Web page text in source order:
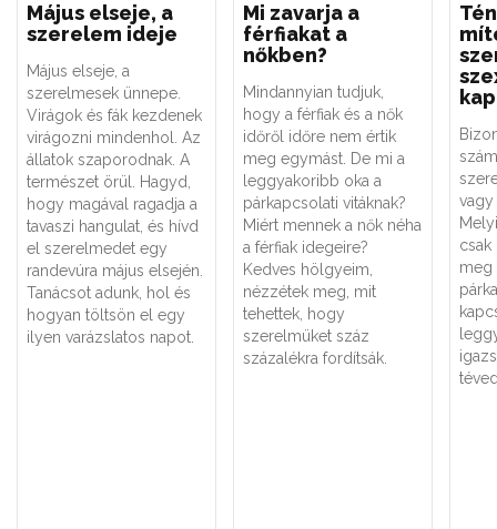
Május elseje, a
szerelem ideje
Május elseje, a
szerelmesek ünnepe.
Virágok és fák kezdenek
virágozni mindenhol. Az
állatok szaporodnak. A
természet örül. Hagyd,
hogy magával ragadja a
tavaszi hangulat, és hívd
el szerelmedet egy
randevúra május elsején.
Tanácsot adunk, hol és
hogyan töltsön el egy
ilyen varázslatos napot.
Mi zavarja a
férfiakat a
nőkben?
Mindannyian tudjuk,
hogy a férfiak és a nők
időről időre nem értik
meg egymást. De mi a
leggyakoribb oka a
párkapcsolati vitáknak?
Miért mennek a nők néha
a férfiak idegeire?
Kedves hölgyeim,
nézzétek meg, mit
tehettek, hogy
szerelmüket száz
százalékra fordítsák.
vagy
csak
meg